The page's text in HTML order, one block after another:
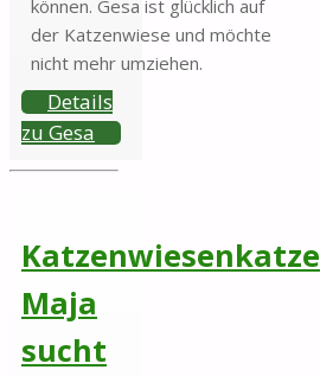
können. Gesa ist glücklich auf
der Katzenwiese und möchte
nicht mehr umziehen.
Details
zu Gesa
Katzenwiesenkatze
Maja
sucht